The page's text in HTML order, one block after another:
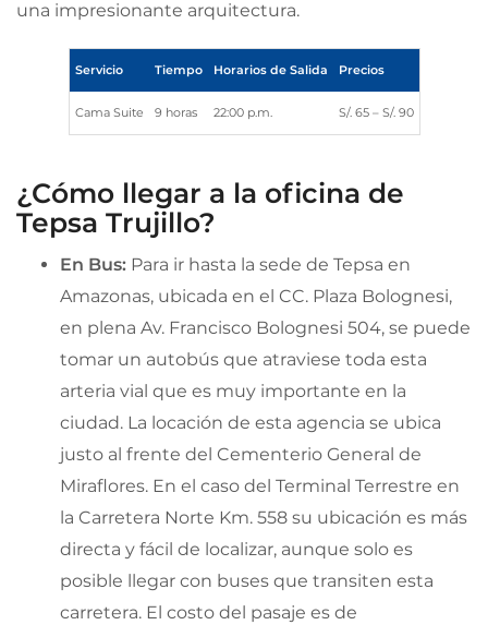
una impresionante arquitectura.
Servicio Tiempo Horarios de Salida Precios
Cama Suite 9 horas 22:00 p.m. S/. 65 – S/. 90
¿Cómo llegar a la oficina de
Tepsa Trujillo?
En Bus: Para ir hasta la sede de Tepsa en
Amazonas, ubicada en el CC. Plaza Bolognesi,
en plena Av. Francisco Bolognesi 504, se puede
tomar un autobús que atraviese toda esta
arteria vial que es muy importante en la
ciudad. La locación de esta agencia se ubica
justo al frente del Cementerio General de
Miraflores. En el caso del Terminal Terrestre en
la Carretera Norte Km. 558 su ubicación es más
directa y fácil de localizar, aunque solo es
posible llegar con buses que transiten esta
carretera. El costo del pasaje es de